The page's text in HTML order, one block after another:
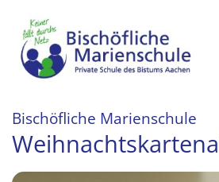
Bischöfliche Marienschule